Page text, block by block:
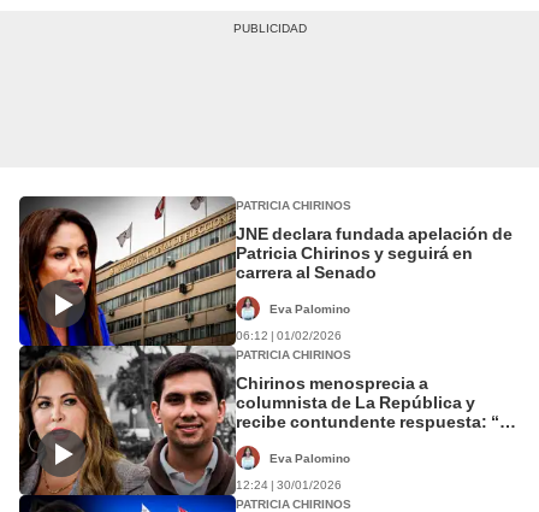
PATRICIA CHIRINOS
JNE declara fundada apelación de
Patricia Chirinos y seguirá en
carrera al Senado
Eva Palomino
06:12 | 01/02/2026
PATRICIA CHIRINOS
Chirinos menosprecia a
columnista de La República y
recibe contundente respuesta: “Es
elegir”Eva Palomino
12:24 | 30/01/2026
PATRICIA CHIRINOS